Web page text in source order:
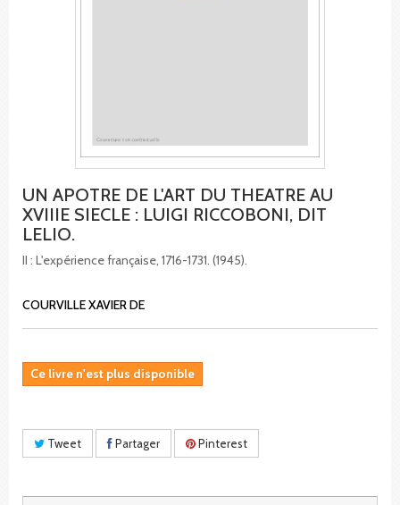
UN APOTRE DE L'ART DU THEATRE AU
XVIIIE SIECLE : LUIGI RICCOBONI, DIT
LELIO.
II : L'expérience française, 1716-1731. (1945).
COURVILLE XAVIER DE
Ce livre n'est plus disponible
Tweet Partager Pinterest